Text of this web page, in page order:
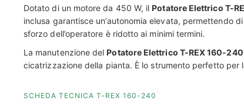
Dotato di un motore da 450 W, ilPotatore Elettrico T-
inclusa garantisce un’autonomia elevata, permettendo
sforzo dell’operatore è ridotto ai minimi termini.
La manutenzione delPotatore Elettrico T-REX 160-
cicatrizzazione della pianta. È lo strumento perfetto per
SCHEDA TECNICA T-REX 160-240